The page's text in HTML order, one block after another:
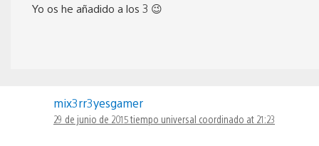
Yo os he añadido a los 3 😉
mix3rr3yesgamer
29 de junio de 2015 tiempo universal coordinado at 21:23